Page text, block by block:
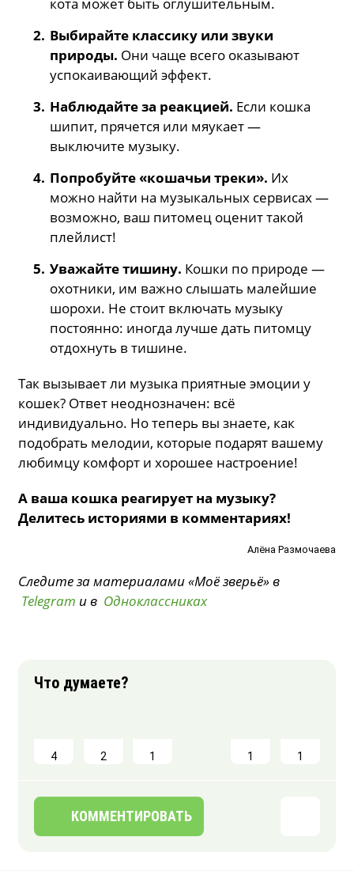
кота может быть оглушительным.
Выбирайте классику или звуки
природы. Они чаще всего оказывают
успокаивающий эффект.
Наблюдайте за реакцией. Если кошка
шипит, прячется или мяукает —
выключите музыку.
Попробуйте «кошачьи треки». Их
можно найти на музыкальных сервисах —
возможно, ваш питомец оценит такой
плейлист!
Уважайте тишину. Кошки по природе —
охотники, им важно слышать малейшие
шорохи. Не стоит включать музыку
постоянно: иногда лучше дать питомцу
отдохнуть в тишине.
Так вызывает ли музыка приятные эмоции у
кошек? Ответ неоднозначен: всё
индивидуально. Но теперь вы знаете, как
подобрать мелодии, которые подарят вашему
любимцу комфорт и хорошее настроение!
А ваша кошка реагирует на музыку?
Делитесь историями в комментариях!
Алёна Размочаева
Следите за материалами «Моё зверьё» в
Telegram и в Одноклассниках
4 2 1 1 1
КОММЕНТИРОВАТЬ